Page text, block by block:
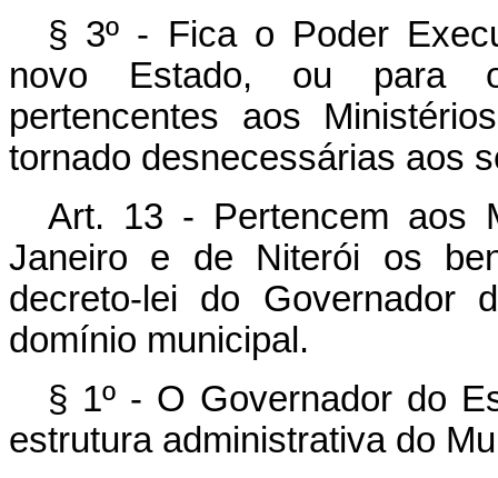
§ 3º - Fica o Poder
novo Estado, ou para
pertencentes aos
tornado desnecessárias aos
Art. 13 - Pertencem aos
Janeiro e de Niterói os
decreto-lei do Governador
domínio municipal.
§ 1º - O Governador do
estrutura administrativa do